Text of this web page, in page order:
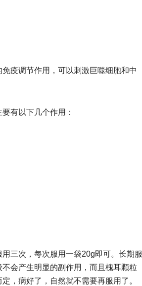
疫调节作用，可以刺激巨噬细胞和中
有以下几个作用：
三次，每次服用一袋20g即可。长期服
会产生明显的副作用，而且槐耳颗粒
，病好了，自然就不需要再服用了。